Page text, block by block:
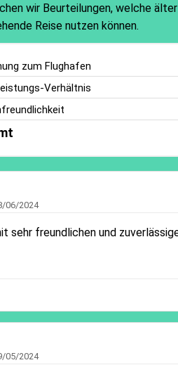
wir Beurteilungen, welche
Reise nutzen können.
zum Flughafen
Verhältnis
06/2024
sehr freundlichen und
05/2024